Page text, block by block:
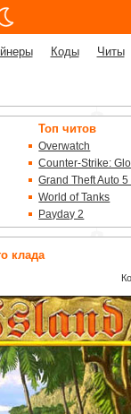
Коды Читы
Топ читов
Overwatch
Counter-Strike:
Grand Theft Auto
World of Tanks
Payday 2
клада